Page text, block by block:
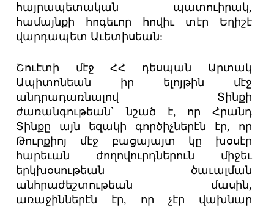
հայրապետական պատուիրակ,
համայնքի հոգեւոր հովիւ տէր Եղիշէ
վարդապետ Աւետիսեան:
Շուէտի մէջ ՀՀ դեսպան Արտակ
Ապիտոնեան իր ելոյթին մէջ
անդրադառնալով Տինքի
ժառանգութեան` նշած է, որ Հրանդ
Տինքը այն եզակի գործիչներէն էր, որ
Թուրքիոյ մէջ բացայայտ կը խօսէր
հարեւան ժողովուրդներուն միջեւ
երկխօսութեան ծաւալման
անհրաժեշտութեան մասին,
առաջիններէն էր, որ չէր վախնար